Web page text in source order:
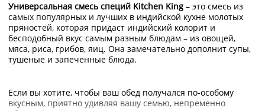
Универсальная смесь специй Kitchen King – это смесь из
самых популярных и лучших в индийской кухне молотых
пряностей, которая придаст индийский колорит и
бесподобный вкус самым разным блюдам – из овощей,
мяса, риса, грибов, яиц. Она замечательно дополнит супы,
тушеные и запеченные блюда.
Если вы хотите, чтобы ваш обед получался по-особому
вкусным, приятно удивляя вашу семью, непременно